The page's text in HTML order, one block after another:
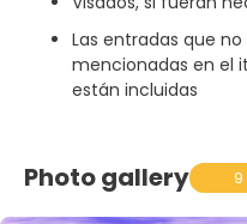
Las entradas que
mencionadas en el
están incluidas
Photo gallery